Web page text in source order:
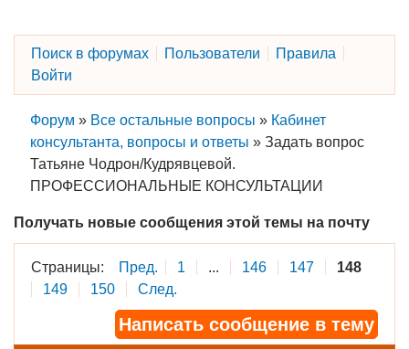
Поиск в форумах Пользователи
Правила
Войти
Форум » Все остальные вопросы » Кабинет
консультанта, вопросы и ответы » Задать вопрос
Татьяне Чодрон/Кудрявцевой.
ПРОФЕССИОНАЛЬНЫЕ КОНСУЛЬТАЦИИ
Получать новые сообщения этой темы на почту
Страницы: Пред. 1 ... 146 147
148
149
150 След.
Написать сообщение в тему